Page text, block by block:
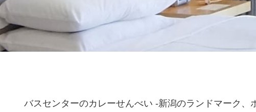
バスセンターのカレーせんべい -新潟のランドマーク、